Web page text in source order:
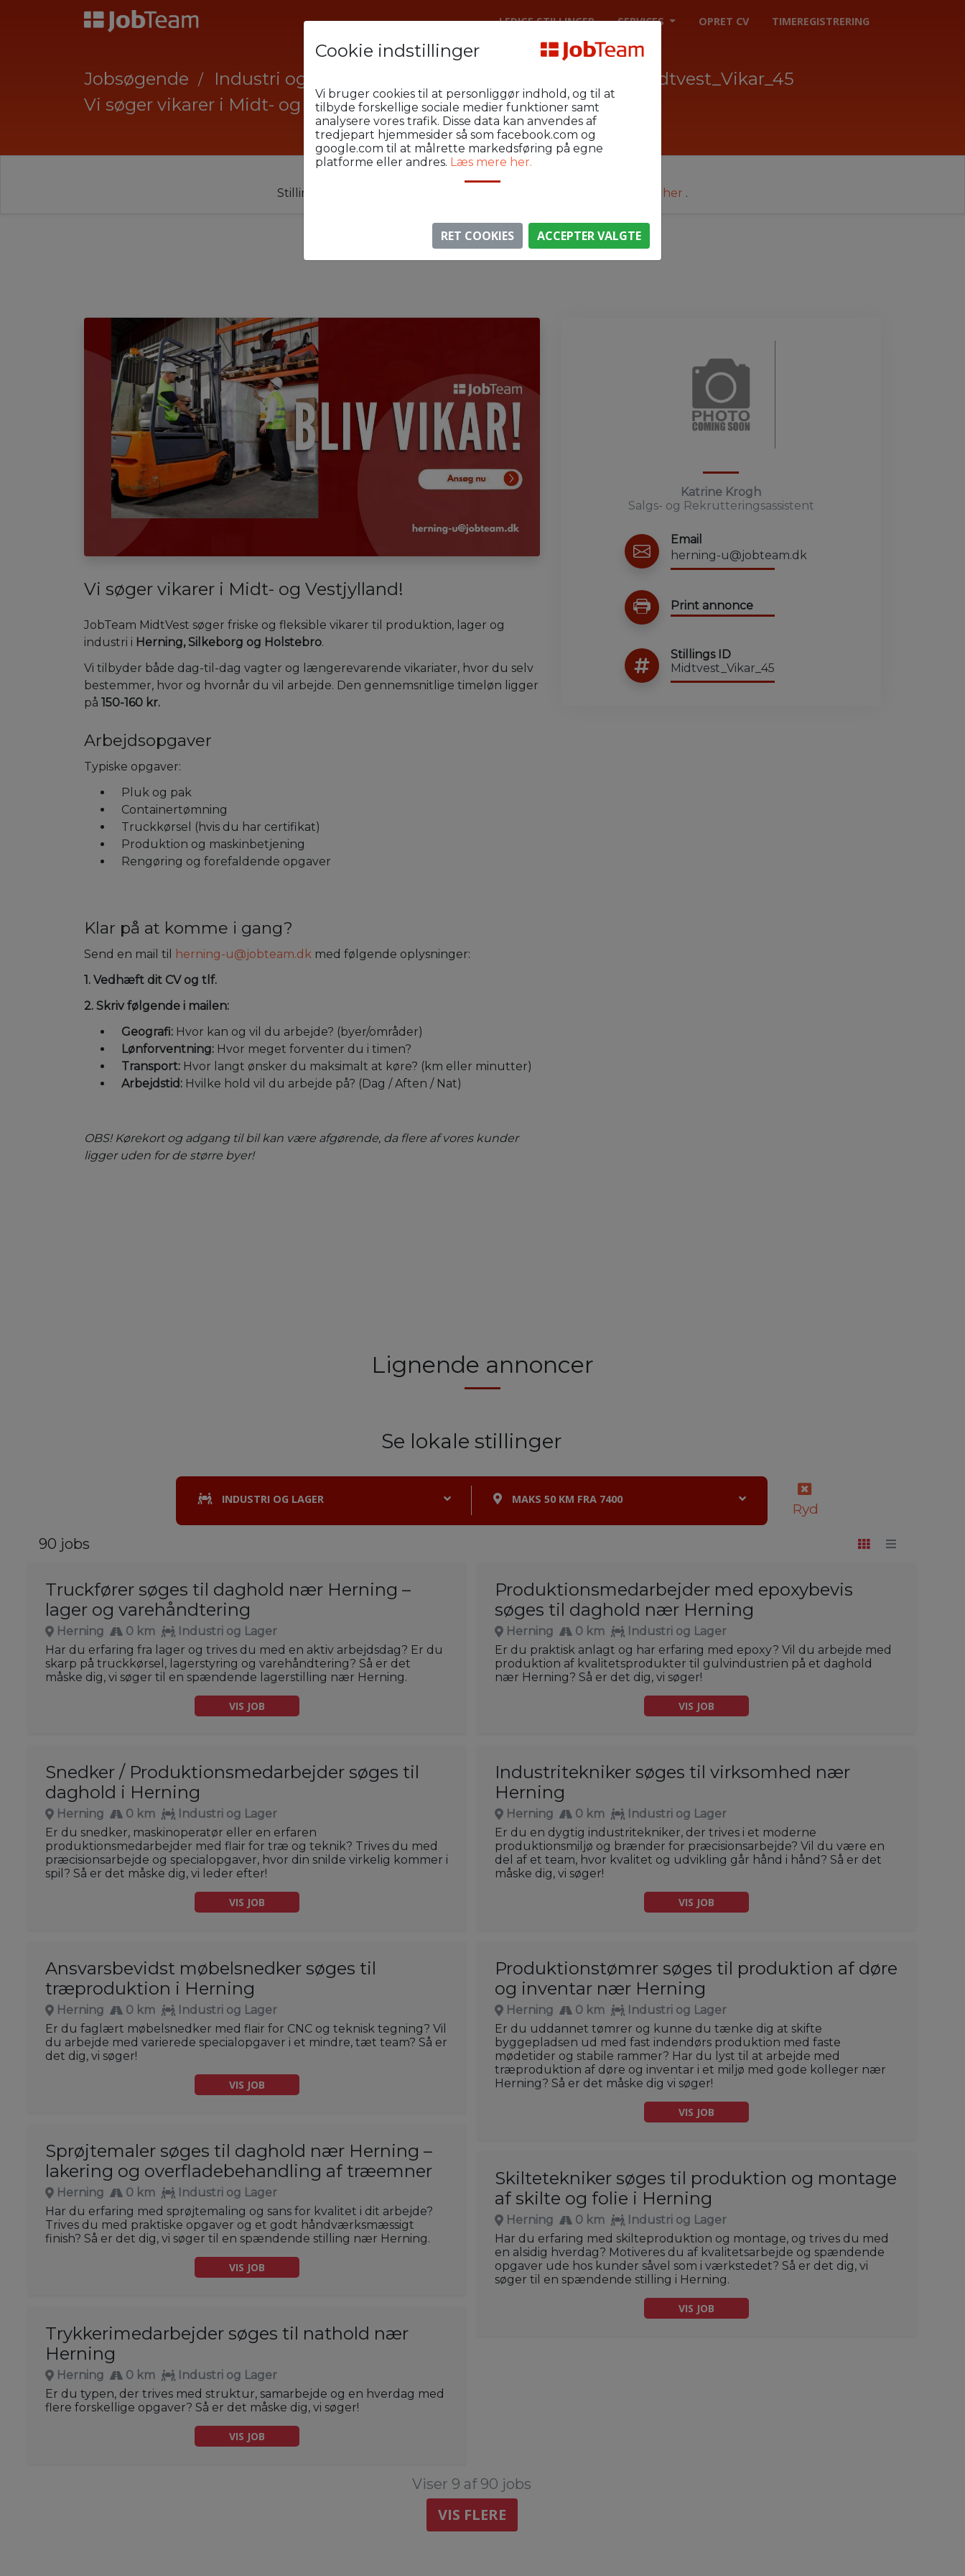
LEDIGE STILLINGER SERVICES OPRET CV TIMEREGISTRERING
Jobsøgende Industri og Lager
Midtvest_Vikar_45
Vi søger vikarer i Midt- og Vestjylland!
Stillingen er ikke længere aktiv, men du kan
se lignende annoncer her .
Vi søger vikarer i Midt- og Vestjylland!
JobTeam MidtVest søger friske og fleksible vikarer til produktion, lager og
industri i Herning, Silkeborg og Holstebro.
Vi tilbyder både dag-til-dag vagter og længerevarende vikariater, hvor du selv
bestemmer, hvor og hvornår du vil arbejde. Den gennemsnitlige timeløn ligger
på 150-160 kr.
Arbejdsopgaver
Typiske opgaver:
Pluk og pak
Containertømning
Truckkørsel (hvis du har certifikat)
Produktion og maskinbetjening
Rengøring og forefaldende opgaver
Klar på at komme i gang?
Send en mail til herning-u@jobteam.dk med følgende oplysninger:
1. Vedhæft dit CV og tlf.
2. Skriv følgende i mailen:
Geografi: Hvor kan og vil du arbejde? (byer/områder)
Lønforventning: Hvor meget forventer du i timen?
Transport: Hvor langt ønsker du maksimalt at køre? (km eller minutter)
Arbejdstid: Hvilke hold vil du arbejde på? (Dag / Aften / Nat)
OBS! Kørekort og adgang til bil kan være afgørende, da flere af vores kunder
ligger uden for de større byer!
Katrine Krogh
Salgs- og Rekrutteringsassistent
Email
herning-u@jobteam.dk
Print annonce
Stillings ID
Midtvest_Vikar_45
Lignende annoncer
Se lokale stillinger
INDUSTRI OG LAGER MAKS 50 KM FRA 7400
Ryd
90 jobs
Truckfører søges til daghold nær Herning –
lager og varehåndtering
Herning 0 km
Industri og Lager
Har du erfaring fra lager og trives du med en aktiv arbejdsdag? Er du
skarp på truckkørsel, lagerstyring og varehåndtering? Så er det
måske dig, vi søger til en spændende lagerstilling nær Herning.
VIS JOB
Produktionsmedarbejder med epoxybevis
søges til daghold nær Herning
Herning 0 km
Industri og Lager
Er du praktisk anlagt og har erfaring med epoxy? Vil du arbejde med
produktion af kvalitetsprodukter til gulvindustrien på et daghold
nær Herning? Så er det dig, vi søger!
VIS JOB
Snedker / Produktionsmedarbejder søges til
daghold i Herning
Herning 0 km
Industri og Lager
Er du snedker, maskinoperatør eller en erfaren
produktionsmedarbejder med flair for træ og teknik? Trives du med
præcisionsarbejde og specialopgaver, hvor din snilde virkelig kommer i
spil? Så er det måske dig, vi leder efter!
VIS JOB
Industritekniker søges til virksomhed nær
Herning
Herning 0 km
Industri og Lager
Er du en dygtig industritekniker, der trives i et moderne
produktionsmiljø og brænder for præcisionsarbejde? Vil du være en
del af et team, hvor kvalitet og udvikling går hånd i hånd? Så er det
måske dig, vi søger!
VIS JOB
Ansvarsbevidst møbelsnedker søges til
træproduktion i Herning
Herning 0 km
Industri og Lager
Er du faglært møbelsnedker med flair for CNC og teknisk tegning? Vil
du arbejde med varierede specialopgaver i et mindre, tæt team? Så er
det dig, vi søger!
VIS JOB
Produktionstømrer søges til produktion af døre
og inventar nær Herning
Herning 0 km
Industri og Lager
Er du uddannet tømrer og kunne du tænke dig at skifte
byggepladsen ud med fast indendørs produktion med faste
mødetider og stabile rammer? Har du lyst til at arbejde med
træproduktion af døre og inventar i et miljø med gode kolleger nær
Herning? Så er det måske dig vi søger!
VIS JOB
Sprøjtemaler søges til daghold nær Herning –
lakering og overfladebehandling af træemner
Herning 0 km
Industri og Lager
Har du erfaring med sprøjtemaling og sans for kvalitet i dit arbejde?
Trives du med praktiske opgaver og et godt håndværksmæssigt
finish? Så er det dig, vi søger til en spændende stilling nær Herning.
VIS JOB
Skiltetekniker søges til produktion og montage
af skilte og folie i Herning
Herning 0 km
Industri og Lager
Har du erfaring med skilteproduktion og montage, og trives du med
en alsidig hverdag? Motiveres du af kvalitetsarbejde og spændende
opgaver ude hos kunder såvel som i værkstedet? Så er det dig, vi
søger til en spændende stilling i Herning.
VIS JOB
Trykkerimedarbejder søges til nathold nær
Herning
Herning 0 km
Industri og Lager
Er du typen, der trives med struktur, samarbejde og en hverdag med
flere forskellige opgaver? Så er det måske dig, vi søger!
VIS JOB
Viser 9 af 90 jobs
VIS FLERE
Cookie indstillinger
Vi bruger cookies til at personliggør indhold, og til at
tilbyde forskellige sociale medier funktioner samt
analysere vores trafik. Disse data kan anvendes af
tredjepart hjemmesider så som facebook.com og
google.com til at målrette markedsføring på egne
platforme eller andres. Læs mere her.
RET COOKIES ACCEPTER VALGTE